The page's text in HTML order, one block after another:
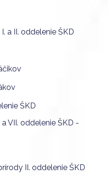
a II. oddelenie ŠKD
ŠKD
VII. oddelenie ŠKD -
II. oddelenie ŠKD